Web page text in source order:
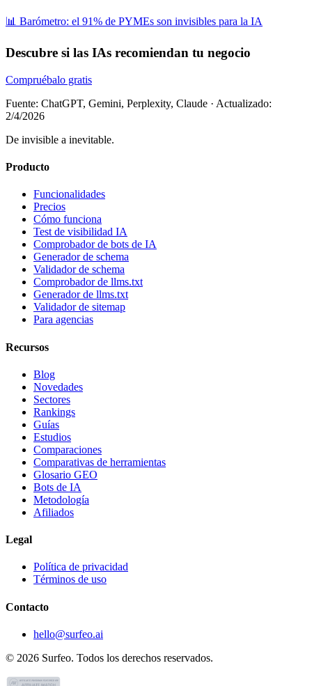
📊 Barómetro: el 91% de PYMEs son invisibles para la IA
Descubre si las IAs recomiendan tu negocio
Compruébalo gratis
Fuente: ChatGPT, Gemini, Perplexity, Claude · Actualizado:
2/4/2026
De invisible a inevitable.
Producto
Funcionalidades
Precios
Cómo funciona
Test de visibilidad IA
Comprobador de bots de IA
Generador de schema
Validador de schema
Comprobador de llms.txt
Generador de llms.txt
Validador de sitemap
Para agencias
Recursos
Blog
Novedades
Sectores
Rankings
Guías
Estudios
Comparaciones
Comparativas de herramientas
Glosario GEO
Bots de IA
Metodología
Afiliados
Legal
Política de privacidad
Términos de uso
Contacto
hello@surfeo.ai
© 2026 Surfeo. Todos los derechos reservados.